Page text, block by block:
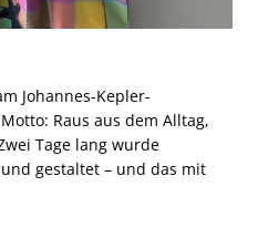
Johannes-Kepler-
Raus aus dem Alltag,
Tage lang wurde
gestaltet – und das mit